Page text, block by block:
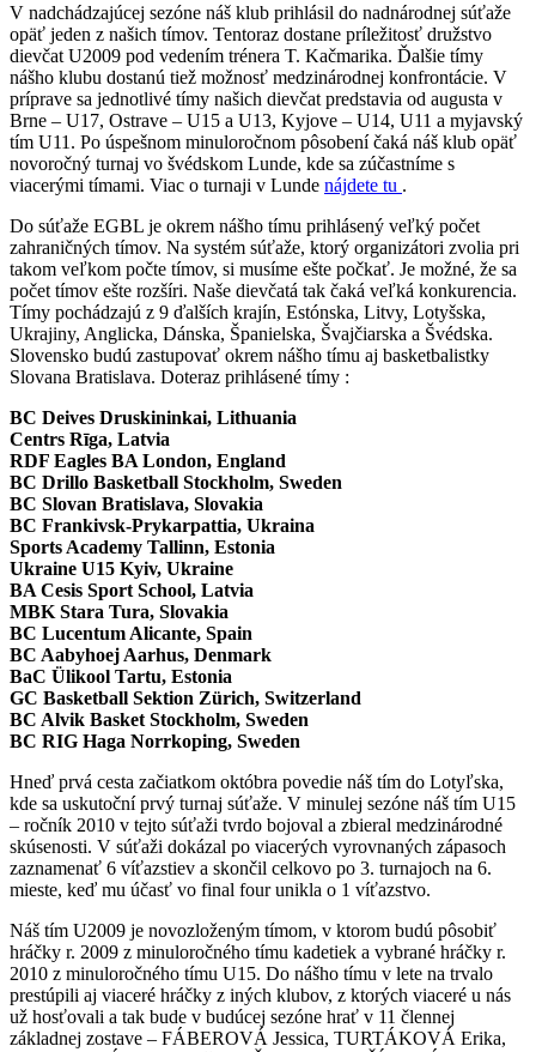
V nadchádzajúcej sezóne náš klub prihlásil do nadnárodnej súťaže
opäť jeden z našich tímov. Tentoraz dostane príležitosť družstvo
dievčat U2009 pod vedením trénera T. Kačmarika. Ďalšie tímy
nášho klubu dostanú tiež možnosť medzinárodnej konfrontácie. V
príprave sa jednotlivé tímy našich dievčat predstavia od augusta v
Brne – U17, Ostrave – U15 a U13, Kyjove – U14, U11 a myjavský
tím U11. Po úspešnom minuloročnom pôsobení čaká náš klub opäť
novoročný turnaj vo švédskom Lunde, kde sa zúčastníme s
viacerými tímami. Viac o turnaji v Lunde nájdete tu .
Do súťaže EGBL je okrem nášho tímu prihlásený veľký počet
zahraničných tímov. Na systém súťaže, ktorý organizátori zvolia pri
takom veľkom počte tímov, si musíme ešte počkať. Je možné, že sa
počet tímov ešte rozšíri. Naše dievčatá tak čaká veľká konkurencia.
Tímy pochádzajú z 9 ďalších krajín, Estónska, Litvy, Lotyšska,
Ukrajiny, Anglicka, Dánska, Španielska, Švajčiarska a Švédska.
Slovensko budú zastupovať okrem nášho tímu aj basketbalistky
Slovana Bratislava. Doteraz prihlásené tímy :
BC Deives Druskininkai, Lithuania
Centrs Rīga, Latvia
RDF Eagles BA London, England
BC Drillo Basketball Stockholm, Sweden
BC Slovan Bratislava, Slovakia
BC Frankivsk-Prykarpattia, Ukraina
Sports Academy Tallinn, Estonia
Ukraine U15 Kyiv, Ukraine
BA Cesis Sport School, Latvia
MBK Stara Tura, Slovakia
BC Lucentum Alicante, Spain
BC Aabyhoej Aarhus, Denmark
BaC Ülikool Tartu, Estonia
GC Basketball Sektion Zürich, Switzerland
BC Alvik Basket Stockholm, Sweden
BC RIG Haga Norrkoping, Sweden
Hneď prvá cesta začiatkom októbra povedie náš tím do Lotyľska,
kde sa uskutoční prvý turnaj súťaže. V minulej sezóne náš tím U15
– ročník 2010 v tejto súťaži tvrdo bojoval a zbieral medzinárodné
skúsenosti. V súťaži dokázal po viacerých vyrovnaných zápasoch
zaznamenať 6 víťazstiev a skončil celkovo po 3. turnajoch na 6.
mieste, keď mu účasť vo final four unikla o 1 víťazstvo.
Náš tím U2009 je novozloženým tímom, v ktorom budú pôsobiť
hráčky r. 2009 z minuloročného tímu kadetiek a vybrané hráčky r.
2010 z minuloročného tímu U15. Do nášho tímu v lete na trvalo
prestúpili aj viaceré hráčky z iných klubov, z ktorých viaceré u nás
už hosťovali a tak bude v budúcej sezóne hrať v 11 člennej
základnej zostave – FÁBEROVÁ Jessica, TURTÁKOVÁ Erika,